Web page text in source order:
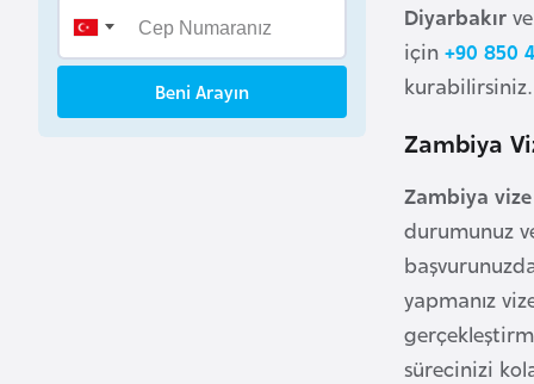
Diyarbakır
için +90 850
kurabilirsiniz.
Zambiya
Zambiya
durumunuz
yapmanız
sürecinizi
Beni Arayın
e